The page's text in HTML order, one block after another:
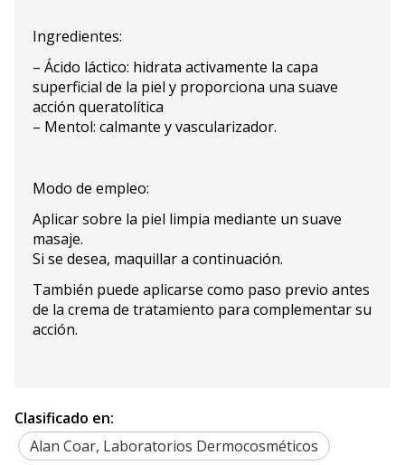
Ingredientes:
– Ácido láctico: hidrata activamente la capa
superficial de la piel y proporciona una suave
acción queratolítica
– Mentol: calmante y vascularizador.
Modo de empleo:
Aplicar sobre la piel limpia mediante un suave
masaje.
Si se desea, maquillar a continuación.
También puede aplicarse como paso previo antes
de la crema de tratamiento para complementar su
acción.
Clasificado en:
Alan Coar, Laboratorios Dermocosméticos